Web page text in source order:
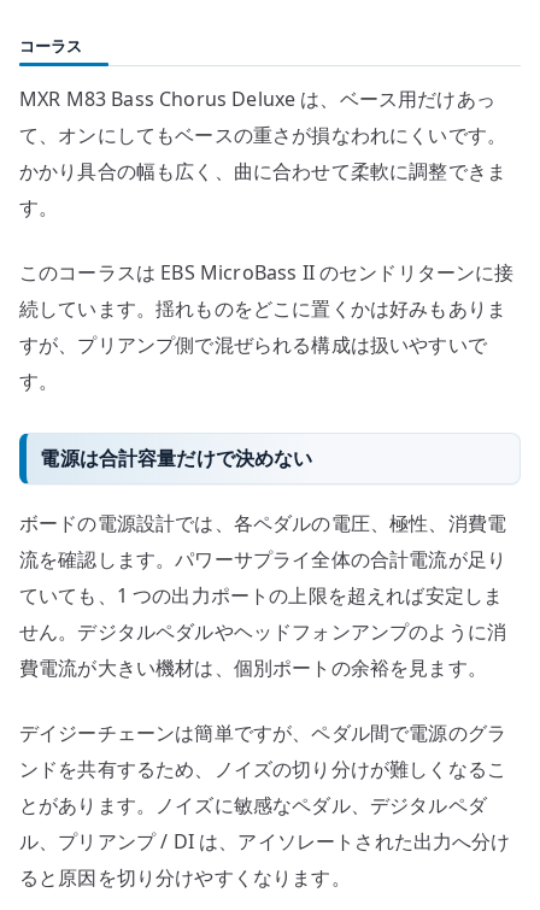
コーラス
MXR M83 Bass Chorus Deluxe は、ベース用だけあっ
て、オンにしてもベースの重さが損なわれにくいです。
かかり具合の幅も広く、曲に合わせて柔軟に調整できま
す。
このコーラスは EBS MicroBass II のセンドリターンに接
続しています。揺れものをどこに置くかは好みもありま
すが、プリアンプ側で混ぜられる構成は扱いやすいで
す。
電源は合計容量だけで決めない
ボードの電源設計では、各ペダルの電圧、極性、消費電
流を確認します。パワーサプライ全体の合計電流が足り
ていても、1 つの出力ポートの上限を超えれば安定しま
せん。デジタルペダルやヘッドフォンアンプのように消
費電流が大きい機材は、個別ポートの余裕を見ます。
デイジーチェーンは簡単ですが、ペダル間で電源のグラ
ンドを共有するため、ノイズの切り分けが難しくなるこ
とがあります。ノイズに敏感なペダル、デジタルペダ
ル、プリアンプ / DI は、アイソレートされた出力へ分け
ると原因を切り分けやすくなります。